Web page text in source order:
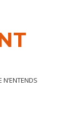
N’ENTENDS EN